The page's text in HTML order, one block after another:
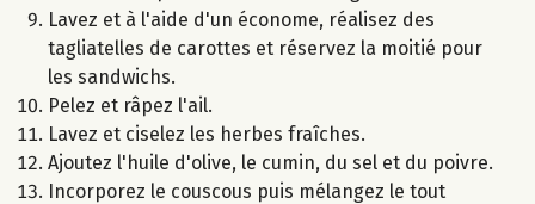
Lavez et à l'aide d'un économe, réalisez des
tagliatelles de carottes et réservez la moitié pour
les sandwichs.
Pelez et râpez l'ail.
Lavez et ciselez les herbes fraîches.
Ajoutez l'huile d'olive, le cumin, du sel et du poivre.
Incorporez le couscous puis mélangez le tout